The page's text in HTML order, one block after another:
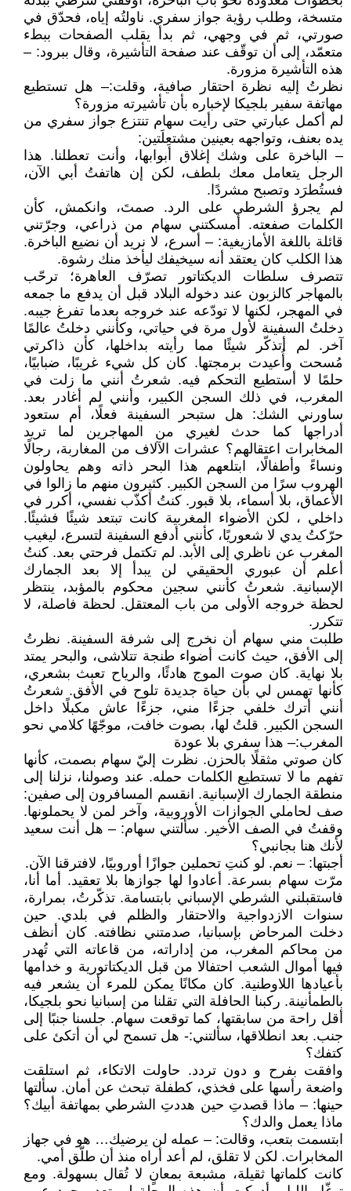
متسخة، وطلب رؤية جواز سفري. ناولتُه إياه، فحدّق في
صورتي، ثم في وجهي، ثم بدأ يقلب الصفحات ببطء
متعمّد، إلى أن توقّف عند صفحة التأشيرة، وقال ببرود: –
هذه التأشيرة مزورة.
نظرتُ إليه نظرة احتقار صافية، وقلت:– هل تستطيع
مهاتفة سفير بلجيكا لإخباره بأن تأشيرته مزورة؟
لم أكمل عبارتي حتى رأيت سهام تنتزع جواز سفري من
يده بعنف، وتواجهه بعينين مشتعِلَتين:
– الباخرة على وشك إغلاق أبوابها، وأنت تعطلنا. هذا
الرجل يتعامل معك بلطف، لكن إن هاتفتُ أبي الآن،
فستُطرَد وتصبح مشردًا.
لم يجرؤ الشرطي على الرد. صمتَ، وانكمش، كأن
الكلمات صفعته. أمسكتني سهام من ذراعي، وجرّتني
قائلة باللغة الأمازيغية: – أسرع، لا نريد أن نضيع الباخرة.
هذا الكلب كان يعتقد أنه سيخيفك ليأخذ منك رشوة.
تتصرف سلطات الديكتاتور تصرّف العاهرة؛ ترحّب
بالمهاجر كالزبون عند دخوله البلاد قبل أن يدفع ما جمعه
في المهجر، لكنها لا تودّعه عند خروجه بعدما تفرغ جيبه.
دخلتُ السفينة لأول مرة في حياتي، وكأنني دخلتُ عالمًا
آخر. لم أتذكّر شيئًا مما رأيته بداخلها، كأن ذاكرتي
مُسحت وأُعيدت برمجتها. كان كل شيء غريبًا، ضبابيًا،
حلمًا لا أستطيع التحكم فيه. شعرتُ أنني ما زلت في
المغرب، في ذلك السجن الكبير، وأنني لم أغادر بعد.
ساورني الشك: هل ستبحر السفينة فعلًا، أم ستعود
أدراجها كما حدث لغيري من المهاجرين لما تريد
المخابرات اعتقالهم؟ عشرات الآلاف من المغاربة، رجالًا
ونساءً وأطفالًا، ابتلعهم هذا البحر ذاته وهم يحاولون
الهروب سرًا من السجن الكبير. كثيرون منهم ما زالوا في
الأعماق، بلا أسماء، بلا قبور. كنتُ أكذّب نفسي، أكرر في
داخلي ، لكن الأضواء المغربية كانت تبتعد شيئًا فشيئًا.
حرّكتُ يدي لا شعوريًا، كأنني أدفع السفينة لتسرع، ليغيب
المغرب عن ناظري إلى الأبد. لم تكتمل فرحتي بعد. كنتُ
أعلم أن عبوري الحقيقي لن يبدأ إلا بعد الجمارك
الإسبانية. شعرتُ كأنني سجين محكوم بالمؤبد، ينتظر
لحظة خروجه الأولى من باب المعتقل. لحظة فاصلة، لا
تتكرر.
طلبت مني سهام أن نخرج إلى شرفة السفينة. نظرتُ
إلى الأفق، حيث كانت أضواء طنجة تتلاشى، والبحر يمتد
بلا نهاية. كان صوت الموج هادئًا، والرياح تعبث بشعري،
كأنها تهمس لي بأن حياة جديدة تلوح في الأفق. شعرتُ
أنني أترك خلفي جزءًا مني، جزءًا عاش مكبلًا داخل
السجن الكبير. قلتُ لها، بصوت خافت، موجّهًا كلامي نحو
المغرب:– هذا سفري بلا عودة
كان صوتي مثقلًا بالحزن. نظرت إليّ سهام بصمت، كأنها
تفهم ما لا تستطيع الكلمات حمله. عند وصولنا، نزلنا إلى
منطقة الجمارك الإسبانية. انقسم المسافرون إلى صفين:
صف لحاملي الجوازات الأوروبية، وآخر لمن لا يحملونها.
وقفتُ في الصف الأخير. سألتني سهام: – هل أنت سعيد
لأنك هنا بجانبي؟
أجبتها: – نعم. لو كنتِ تحملين جوازًا أوروبيًا، لافترقنا الآن.
مرّت سهام بسرعة. أعادوا لها جوازها بلا تعقيد. أما أنا،
فاستقبلني الشرطي الإسباني بابتسامة. تذكّرتُ، بمرارة،
سنوات الازدواجية والاحتقار والظلم في بلدي. حين
دخلت المرحاض بإسبانيا، صدمتني نظافته. كان أنظف
من محاكم المغرب، من إداراته، من قاعاته التي تُهدر
فيها أموال الشعب احتفالا من قبل الديكتاتورية و خدامها
بأعيادها اللاوطنية. كان مكانًا يمكن للمرء أن يشعر فيه
بالطمأنينة. ركبنا الحافلة التي تقلنا من إسبانيا نحو بلجيكا،
أقل راحة من سابقتها، كما توقعت سهام. جلسنا جنبًا إلى
جنب. بعد انطلاقها، سألتني:- هل تسمح لي أن أتكئ على
كتفك؟
وافقت بفرح و دون تردد. حاولت الاتكاء، ثم استلقت
واضعة رأسها على فخذي، كطفلة تبحث عن أمان. سألتها
حينها: – ماذا قصدتِ حين هددتِ الشرطي بمهاتفة أبيك؟
ماذا يعمل والدك؟
ابتسمت بتعب، وقالت: – عمله لن يرضيك… هو في جهاز
المخابرات. لكن لا تقلق، لم أعد أراه منذ أن طلّق أمي.
كانت كلماتها ثقيلة، مشبعة بمعانٍ لا تُقال بسهولة. ومع